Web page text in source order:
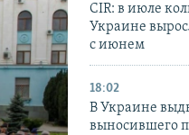
CIR: в июле
Украине
с июнем
18:02
В Украине
выносившего